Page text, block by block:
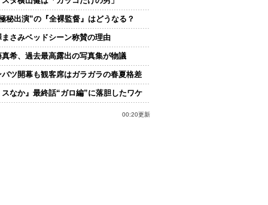
秘出演”の『全裸監督』はどうなる？
まさみベッドシーン称賛の理由
真希、過去最高露出の写真集が物議
バツ開幕も観客席はガラガラの春夏格差
スなか』最終話“ガロ編”に落胆したワケ
00:20更新